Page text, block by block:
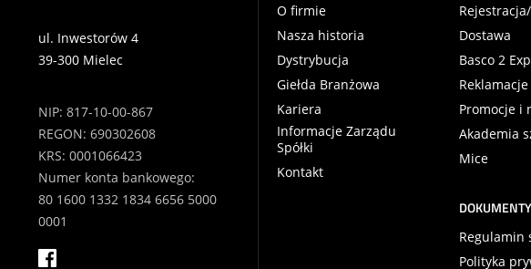
ul. Inwestorów 4
39-300 Mielec
NIP: 817-10-00-867
REGON: 690302608
KRS: 0001066423
Numer konta bankowego:
80 1600 1332 1834 6656 5000
0001
O firmie
Nasza historia
Dystrybucja
Giełda Branżowa
Kariera
Informacje Zarządu
Spółki
Kontakt
Dostawa
Basco 2
Promocje i
Akademia
Mice
DOKUMENTY
Regulamin
Polityka